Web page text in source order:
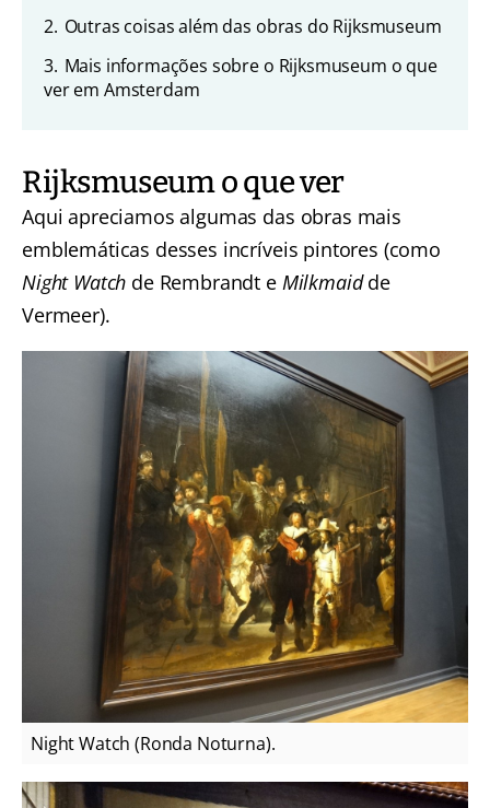
2. Outras coisas além das obras do Rijksmuseum
3. Mais informações sobre o Rijksmuseum o que
ver em Amsterdam
Rijksmuseum o que ver
Aqui apreciamos algumas das obras mais
emblemáticas desses incríveis pintores (como
Night Watch de Rembrandt e Milkmaidde
Vermeer).
Night Watch (Ronda Noturna).